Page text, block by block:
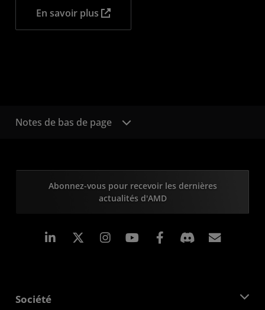
En savoir plus
Notes de bas de page
Abonnez-vous pour recevoir les dernières
actualités d'AMD
LinkedIn Instagram Facebook
Société